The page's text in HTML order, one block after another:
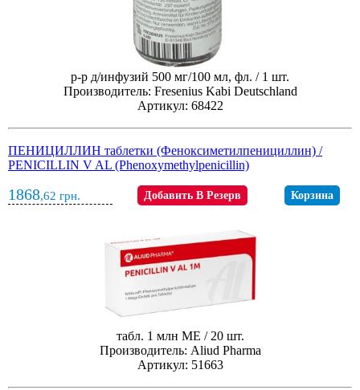
р-р д/инфузий 500 мг/100 мл, фл. / 1 шт.
Производитель: Fresenius Kabi Deutschland
Артикул: 68422
ПЕНИЦИЛЛИН таблетки (Феноксиметилпенициллин) /
PENICILLIN V AL (Phenoxymethylpenicillin)
1868,62 грн. Добавить В Резерв Корзина
табл. 1 млн МЕ / 20 шт.
Производитель: Aliud Pharma
Артикул: 51663